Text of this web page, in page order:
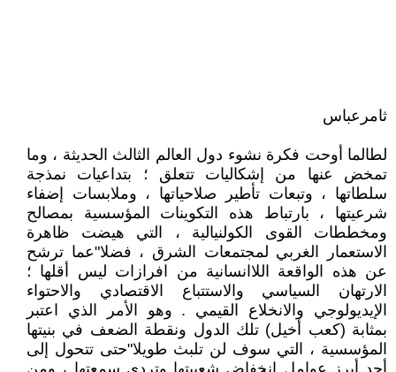
ثامرعباس
لطالما أوحت فكرة نشوء دول العالم الثالث الحديثة ، وما
تمخض عنها من إشكاليات تتعلق ؛ بتداعيات نمذجة
سلطاتها ، وتبعات تأطير صلاحياتها ، وملابسات إضفاء
شرعيتها ، بارتباط هذه التكوينات المؤسسية بمصالح
ومخططات القوى الكولنيالية ، التي هيضت ظاهرة
الاستعمار الغربي لمجتمعات الشرق ، فضلا"عما ترشح
عن هذه الواقعة اللاانسانية من افرازات ليس أقلها ؛
الارتهان السياسي والاستتباع الاقتصادي والاحتواء
الإيديولوجي والانخلاع القيمي . وهو الأمر الذي اعتبر
بمثابة (كعب أخيل) تلك الدول ونقطة الضعف في بنيتها
المؤسسية ، التي سوف لن تلبث طويلا"حتى تتحول إلى